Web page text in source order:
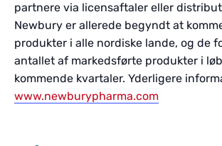
partnere via licensaftaler eller
Newbury er allerede begyndt at
produkter i alle nordiske lande, og de
antallet af markedsførte produkter i
kommende kvartaler. Yderligere
www.newburypharma.com